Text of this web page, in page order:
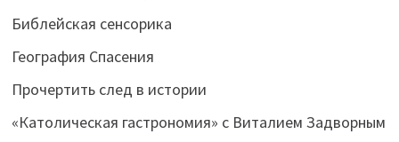
Библейская сенсорика
География Спасения
Прочертить след в истории
«Католическая гастрономия» с Виталием Задворным